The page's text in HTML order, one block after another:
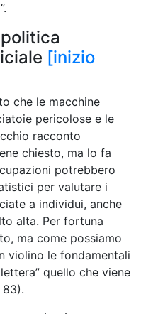
[inizio
che le macchine
pericolose e le
racconto
chiesto, ma lo fa
potrebbero
per valutare i
a individui, anche
alta. Per fortuna
ma come possiamo
violino le fondamentali
quello che viene